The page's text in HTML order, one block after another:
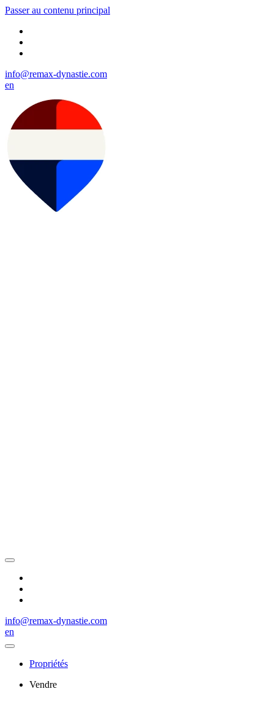
Passer au contenu principal
info@remax-dynastie.com
en
info@remax-dynastie.com
en
Propriétés
Vendre